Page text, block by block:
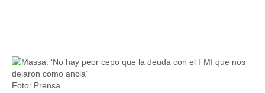
Foto: Prensa